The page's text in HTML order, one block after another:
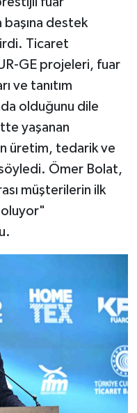
başına destek
Ticaret
UR-GE projeleri, fuar
ve tanıtım
olduğunu dile
yaşanan
üretim, tedarik ve
söyledi. Ömer Bolat,
müşterilerin ilk